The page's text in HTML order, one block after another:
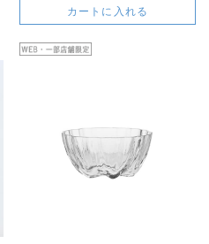
カートに入れる